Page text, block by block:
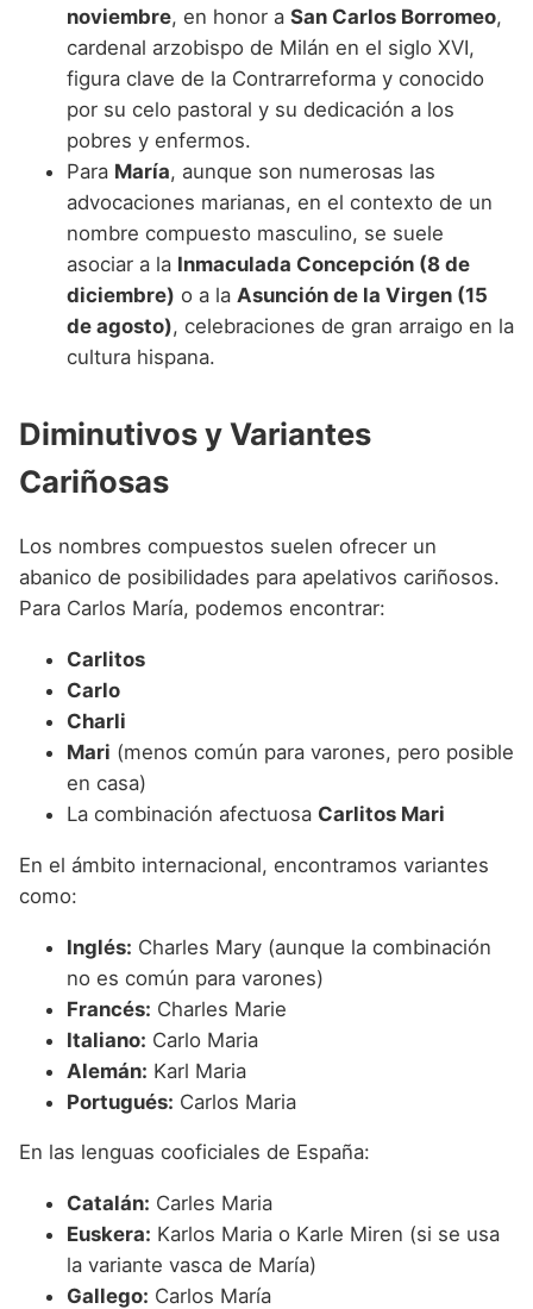
noviembre, en honor a San Carlos Borromeo,
cardenal arzobispo de Milán en el siglo XVI,
figura clave de la Contrarreforma y conocido
por su celo pastoral y su dedicación a los
pobres y enfermos.
Para María, aunque son numerosas las
advocaciones marianas, en el contexto de un
nombre compuesto masculino, se suele
asociar a la Inmaculada Concepción (8 de
diciembre) o a la Asunción de la Virgen (15
de agosto), celebraciones de gran arraigo en la
cultura hispana.
Diminutivos y Variantes
Cariñosas
Los nombres compuestos suelen ofrecer un
abanico de posibilidades para apelativos cariñosos.
Para Carlos María, podemos encontrar:
Carlitos
Carlo
Charli
Mari (menos común para varones, pero posible
en casa)
La combinación afectuosa Carlitos Mari
En el ámbito internacional, encontramos variantes
como:
Inglés: Charles Mary (aunque la combinación
no es común para varones)
Francés: Charles Marie
Italiano: Carlo Maria
Alemán: Karl Maria
Portugués: Carlos Maria
En las lenguas cooficiales de España:
Catalán: Carles Maria
Euskera: Karlos Maria o Karle Miren (si se usa
la variante vasca de María)
Gallego: Carlos María